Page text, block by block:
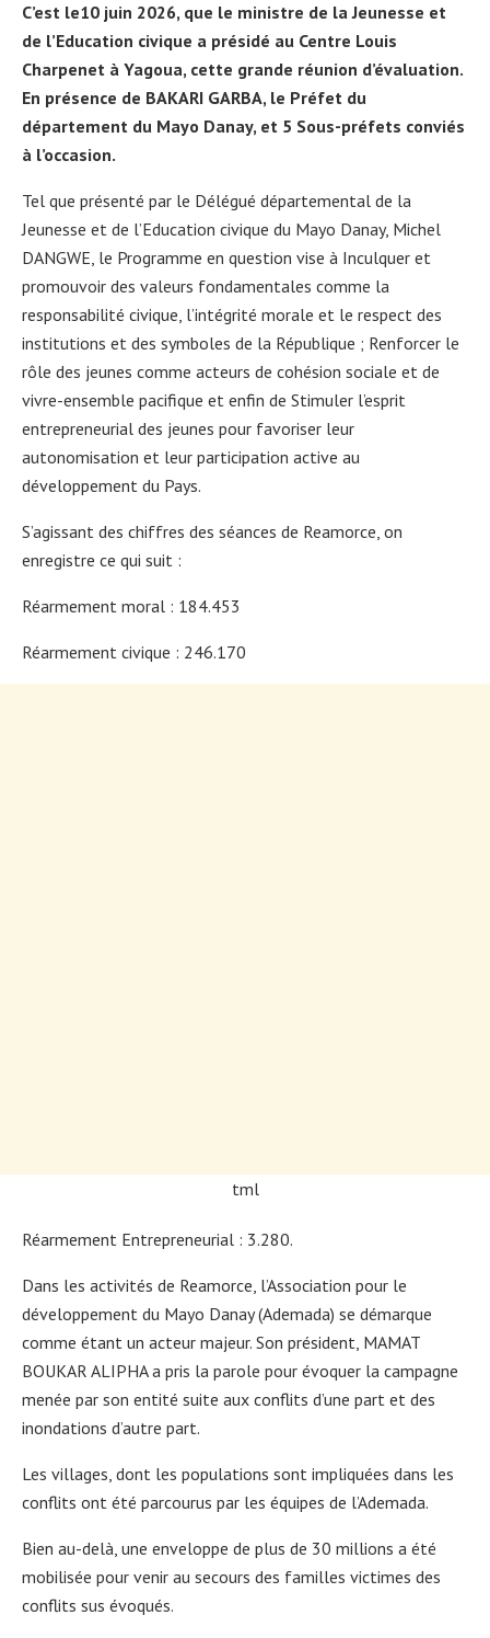
C’est le10 juin 2026, que le ministre de la Jeunesse et
de l’Education civique a présidé au Centre Louis
Charpenet à Yagoua, cette grande réunion d’évaluation.
En présence de BAKARI GARBA, le Préfet du
département du Mayo Danay, et 5 Sous-préfets conviés
à l’occasion.
Tel que présenté par le Délégué départemental de la
Jeunesse et de l’Education civique du Mayo Danay, Michel
DANGWE, le Programme en question vise à Inculquer et
promouvoir des valeurs fondamentales comme la
responsabilité civique, l’intégrité morale et le respect des
institutions et des symboles de la République ; Renforcer le
rôle des jeunes comme acteurs de cohésion sociale et de
vivre-ensemble pacifique et enfin de Stimuler l’esprit
entrepreneurial des jeunes pour favoriser leur
autonomisation et leur participation active au
développement du Pays.
S’agissant des chiffres des séances de Reamorce, on
enregistre ce qui suit :
Réarmement moral : 184.453
Réarmement civique : 246.170
tml
Réarmement Entrepreneurial : 3.280.
Dans les activités de Reamorce, l’Association pour le
développement du Mayo Danay (Ademada) se démarque
comme étant un acteur majeur. Son président, MAMAT
BOUKAR ALIPHA a pris la parole pour évoquer la campagne
menée par son entité suite aux conflits d’une part et des
inondations d’autre part.
Les villages, dont les populations sont impliquées dans les
conflits ont été parcourus par les équipes de l’Ademada.
Bien au-delà, une enveloppe de plus de 30 millions a été
mobilisée pour venir au secours des familles victimes des
conflits sus évoqués.